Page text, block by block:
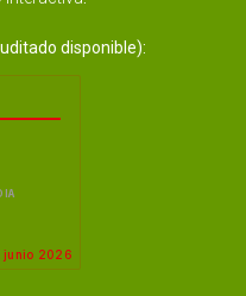
disponible):